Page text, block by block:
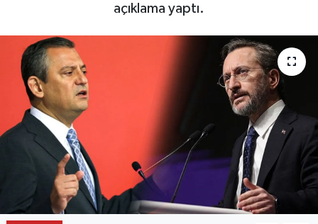
açıklama yaptı.
OTO DETAY
SAĞLIK
SON DAKİKA
SPOR
FİNANS